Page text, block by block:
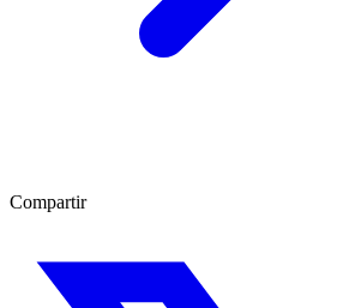
Compartir